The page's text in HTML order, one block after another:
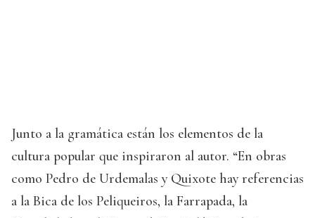
Junto a la gramática están los elementos de la
cultura popular que inspiraron al autor. “En obras
como Pedro de Urdemalas y Quixote hay referencias
a la Bica de los Peliqueiros, la Farrapada, la